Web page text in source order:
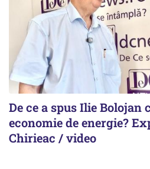
De ce a spus Ilie Bolojan
economie de energie?
Chirieac / video